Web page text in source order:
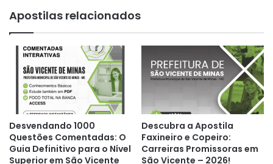
Apostilas relacionados
Desvendando 1000
Questões Comentadas: O
Guia Definitivo para o Nível
Superior em São Vicente
Descubra a Apostila
Faxineiro e Copeiro:
Carreiras Promissoras em
São Vicente – 2026!